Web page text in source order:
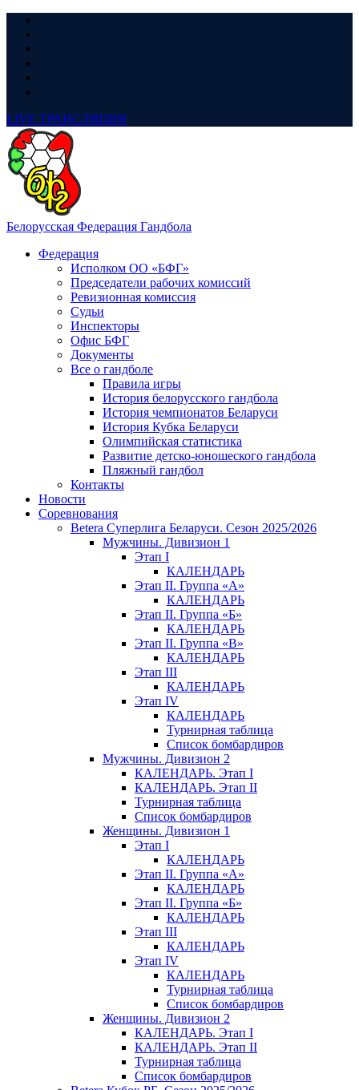
LIVE ТРАНСЛЯЦИЯ
Белорусская Федерация Гандбола
Федерация
Исполком ОО «БФГ»
Председатели рабочих комиссий
Ревизионная комиссия
Судьи
Инспекторы
Офис БФГ
Документы
Все о гандболе
Правила игры
История белорусского гандбола
История чемпионатов Беларуси
История Кубка Беларуси
Олимпийская статистика
Развитие детско-юношеского гандбола
Пляжный гандбол
Контакты
Новости
Соревнования
Betera Суперлига Беларуси. Сезон 2025/2026
Мужчины. Дивизион 1
Этап I
КАЛЕНДАРЬ
Этап II. Группа «А»
КАЛЕНДАРЬ
Этап II. Группа «Б»
КАЛЕНДАРЬ
Этап II. Группа «В»
КАЛЕНДАРЬ
Этап III
КАЛЕНДАРЬ
Этап IV
КАЛЕНДАРЬ
Турнирная таблица
Список бомбардиров
Мужчины. Дивизион 2
КАЛЕНДАРЬ. Этап I
КАЛЕНДАРЬ. Этап II
Турнирная таблица
Список бомбардиров
Женщины. Дивизион 1
Этап I
КАЛЕНДАРЬ
Этап II. Группа «А»
КАЛЕНДАРЬ
Этап II. Группа «Б»
КАЛЕНДАРЬ
Этап III
КАЛЕНДАРЬ
Этап IV
КАЛЕНДАРЬ
Турнирная таблица
Список бомбардиров
Женщины. Дивизион 2
КАЛЕНДАРЬ. Этап I
КАЛЕНДАРЬ. Этап II
Турнирная таблица
Список бомбардиров